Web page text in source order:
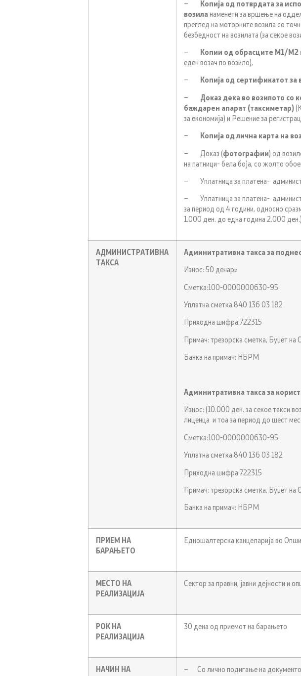
–
Копија од потврдата за
возила наменети за вршење на
преглед на моторните возила со
безбедност на возилата (­за секое
– Копии од обрасците М1/М2
еден возач по возило),
– Копија од сертификатот за
– Доказ дека во возилото со
баждарен апарат (таксиметар)
за економија) и Решение за
– Копија од лична карта на
– Доказ (фотографии) од
на патници- бела боја, со жолто
– Уплатница за платена-
– Уплатница за платена-
за период од 4 години, односно
1.000 ден. до една година 2.000
АДМИНИСТРАТИВНА
ТАКСА
Админитративна такса за
Износ: 50 денари
Сметка:100-0000000630-95
Уплатна сметка:840 136 03 182
Приходна шифра:722315
Примач: трезорска сметка, Буџет на
Банка на примач: НБРМ
Админитративна такса за
Износ: (10.000 ден. за секое такси
лиценца и тоа за период до шест
Сметка:100-0000000630-95
Уплатна сметка:840 136 03 182
Приходна шифра:722315
Примач: трезорска сметка, Буџет на
Банка на примач: НБРМ
ПРИЕМ НА
БАРАЊЕТО
Едношалтерска канцеларија во
МЕСТО НА
РЕАЛИЗАЦИЈА
Сектор за правни, јавни дејности и
РОК НА
РЕАЛИЗАЦИЈА
30 дена од приемот на барањето
НАЧИН НА
– Со лично подигање на